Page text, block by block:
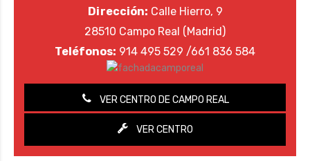
Dirección: Calle Hierro, 9
28510 Campo Real (Madrid)
Teléfonos: 914 495 529 /661 836 584
VER CENTRO DE CAMPO REAL
VER CENTRO